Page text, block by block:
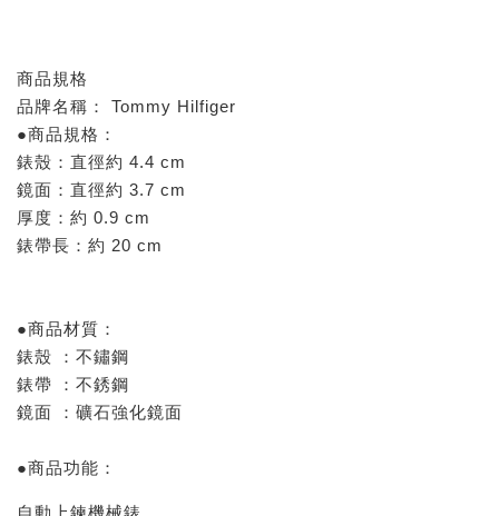
商品規格
品牌名稱： Tommy Hilfiger
●商品規格：
錶殼：直徑約 4.4 cm
鏡面：直徑約 3.7 cm
厚度：約 0.9 cm
錶帶長：約 20 cm
●商品材質：
錶殼 ：不鏽鋼
錶帶 ：不銹鋼
鏡面 ：礦石強化鏡面
●商品功能：